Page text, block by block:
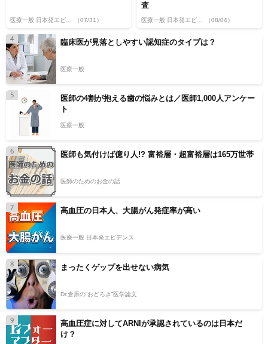
（07/31）
査
（08/04）
4 臨床医が見落としやすい認知症のタイプは？
医療一般
5
医師の4割が抱える歯の悩みとは／医師1,000人アンケー
ト
医療一般
6 医師も気付けば億り人!? 富裕層・超富裕層は165万世帯
医師のためのお金の話
7 高血圧の日本人、大腸がん発症率が高い
医療一般 日本発エビデンス
8 まったくゲップを出せない病気
Dr.倉原の“おどろき”医学論文
9
高血圧症に対してARNIが承認されているのは日本だ
け？